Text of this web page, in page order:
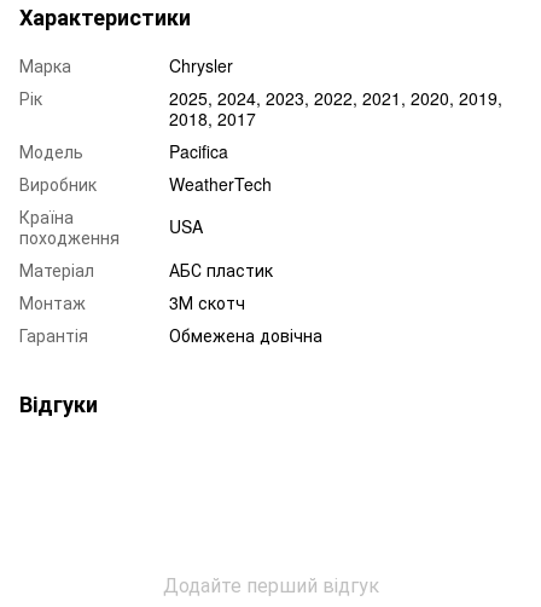
Характеристики
Марка
Chrysler
Рік
2025, 2024, 2023, 2022, 2021, 2020, 2019,
2018, 2017
Модель
Pacifica
Виробник
WeatherTech
Країна
походження
USA
Матеріал
АБС пластик
Монтаж
3М скотч
Гарантія
Обмежена довічна
Відгуки
Додайте перший відгук